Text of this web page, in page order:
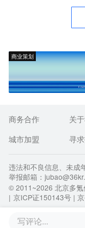
商业策划
写评论...
商务合作 关
城市加盟
寻
违法和不良信息、未成
举报邮箱：
© 2011~2026 北京多
| 京ICP证150143号 |